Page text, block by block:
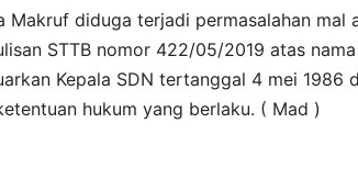
Makruf diduga terjadi permasalahan mal
STTB nomor 422/05/2019 atas
Kepala SDN tertanggal 4 mei 1986
hukum yang berlaku. ( Mad )